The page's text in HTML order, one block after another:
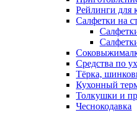
Рейлинги для
Салфетки на
Средства по
Тëрка,
Кухонный
Толкушки и
Чеснокодавка